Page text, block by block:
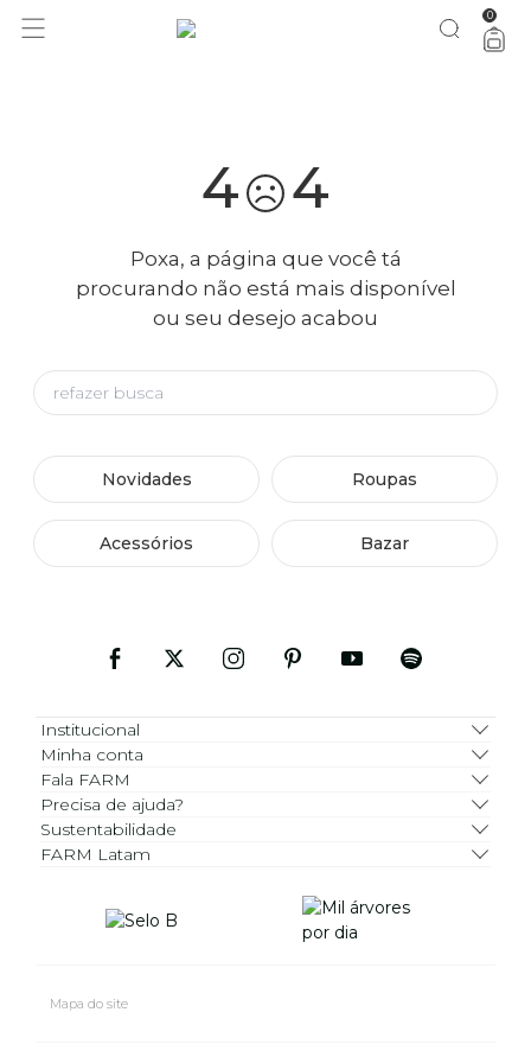
você merece 30% OFF pra comemorar com a gente aproveita! 0
4 4
Poxa, a página que você tá
procurando não está mais disponível
ou seu desejo acabou
Novidades Roupas
Acessórios Bazar
Institucional
Minha conta
Fala FARM
Precisa de ajuda?
Sustentabilidade
FARM Latam
Mapa do site